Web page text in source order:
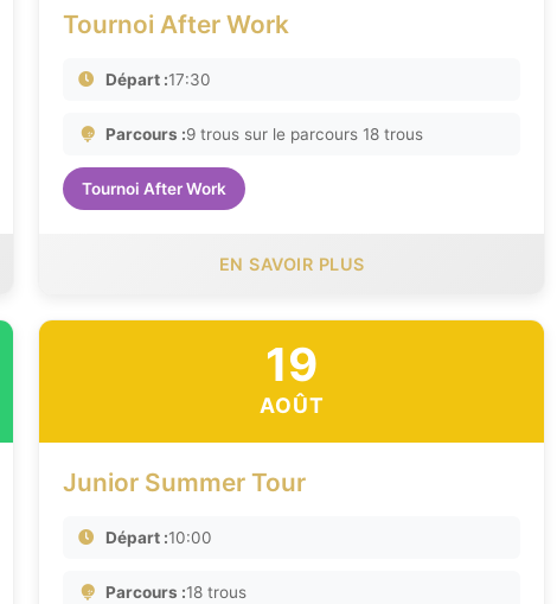
Tournoi After Work
Départ :17:30
Parcours :9 trous sur le parcours 18 trous
Tournoi After Work
EN SAVOIR PLUS
19
AOÛT
Junior Summer Tour
Départ :10:00
Parcours :18 trous